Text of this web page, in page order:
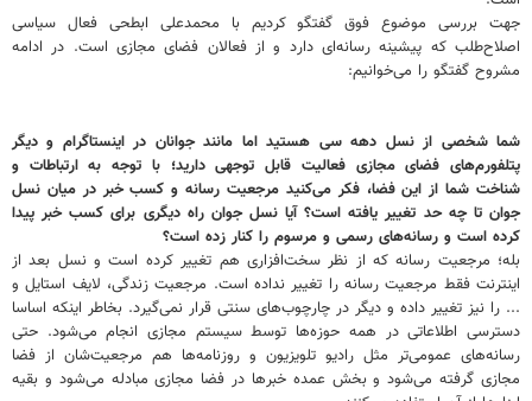
جهت بررسی موضوع فوق گفتگو کردیم با محمدعلی ابطحی فعال سیاسی
اصلاح‌طلب که پیشینه رسانه‌ای دارد و از فعالان فضای مجازی است. در ادامه
مشروح گفتگو را می‌خوانیم:
شما شخصی از نسل دهه سی هستید اما مانند جوانان در اینستاگرام و دیگر
پتلفورم‌های فضای مجازی فعالیت قابل توجهی دارید؛ با توجه به ارتباطات و
شناخت شما از این فضا، فکر می‌کنید مرجعیت رسانه و کسب خبر در میان نسل
جوان تا چه حد تغییر یافته است؟ آیا نسل جوان راه دیگری برای کسب خبر پیدا
کرده است و رسانه‌های رسمی و مرسوم را کنار زده است؟
بله؛ مرجعیت رسانه که از نظر سخت‌افزاری هم تغییر کرده است و نسل بعد از
اینترنت فقط مرجعیت رسانه را تغییر نداده است. مرجعیت زندگی، لایف استایل و
... را نیز تغییر داده و دیگر در چارچوب‌های سنتی قرار نمی‌گیرد. بخاطر اینکه اساسا
دسترسی اطلاعاتی در همه حوزه‌ها توسط سیستم مجازی انجام می‌شود. حتی
رسانه‌های عمومی‌تر مثل رادیو تلویزیون و روزنامه‌ها هم مرجعیت‌شان از فضا
مجازی گرفته می‌شود و بخش عمده خبرها در فضا مجازی مبادله می‌شود و بقیه